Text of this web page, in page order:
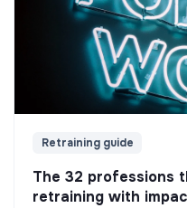
Retraining guide
The 32 professions
retraining with